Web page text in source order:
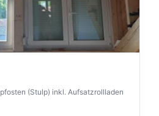
(Stulp) inkl. Aufsatzrollladen